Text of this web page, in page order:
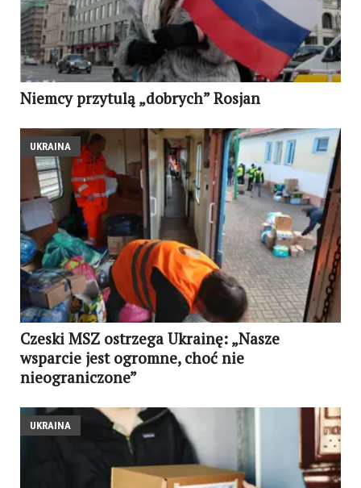
Niemcy przytulą „dobrych” Rosjan
UKRAINA
Czeski MSZ ostrzega Ukrainę: „Nasze
wsparcie jest ogromne, choć nie
nieograniczone”
UKRAINA